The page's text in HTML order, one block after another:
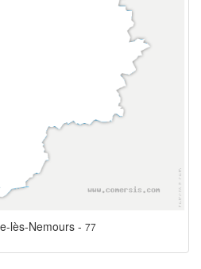
lès-Nemours - 77